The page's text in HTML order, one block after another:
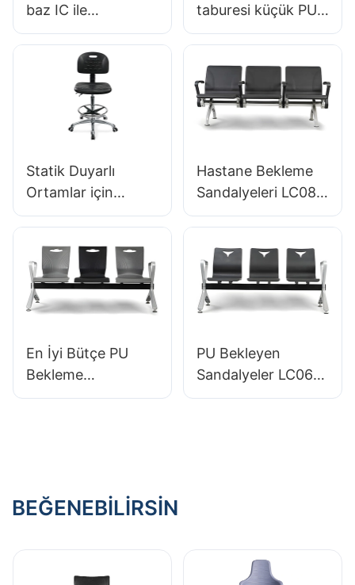
baz IC ile
Ergonomik
Ayarlanabilir ESD
Yuvarlak Poliüretan
Laboratuar
Dışkısı002
taburesi küçük PU
koltuk ayarlanabilir
laboratuvar için 5
yıldızlı taban003
Statik Duyarlı
Ortamlar için
Backrest Yükseklik
Kaldırma Baskı
Seçenekleri ile
Ayarlanabilir ESD
Sandalye IC022
Hastane Bekleme
Sandalyeleri LC089
ODM OEM Üreticisi
Hastane Bekleme
Alanları İçin
En İyi Bütçe PU
Bekleme
Sandalyeleri LC060
PU Bekleyen
Sandalyeler LC063
Havaalanı
BEĞENEBILIRSIN